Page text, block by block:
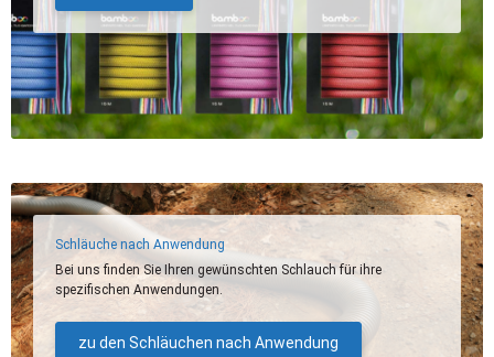
Schläuche nach Anwendung
Bei uns finden Sie Ihren gewünschten Schlauch für ihre
spezifischen Anwendungen.
zu den Schläuchen nach Anwendung